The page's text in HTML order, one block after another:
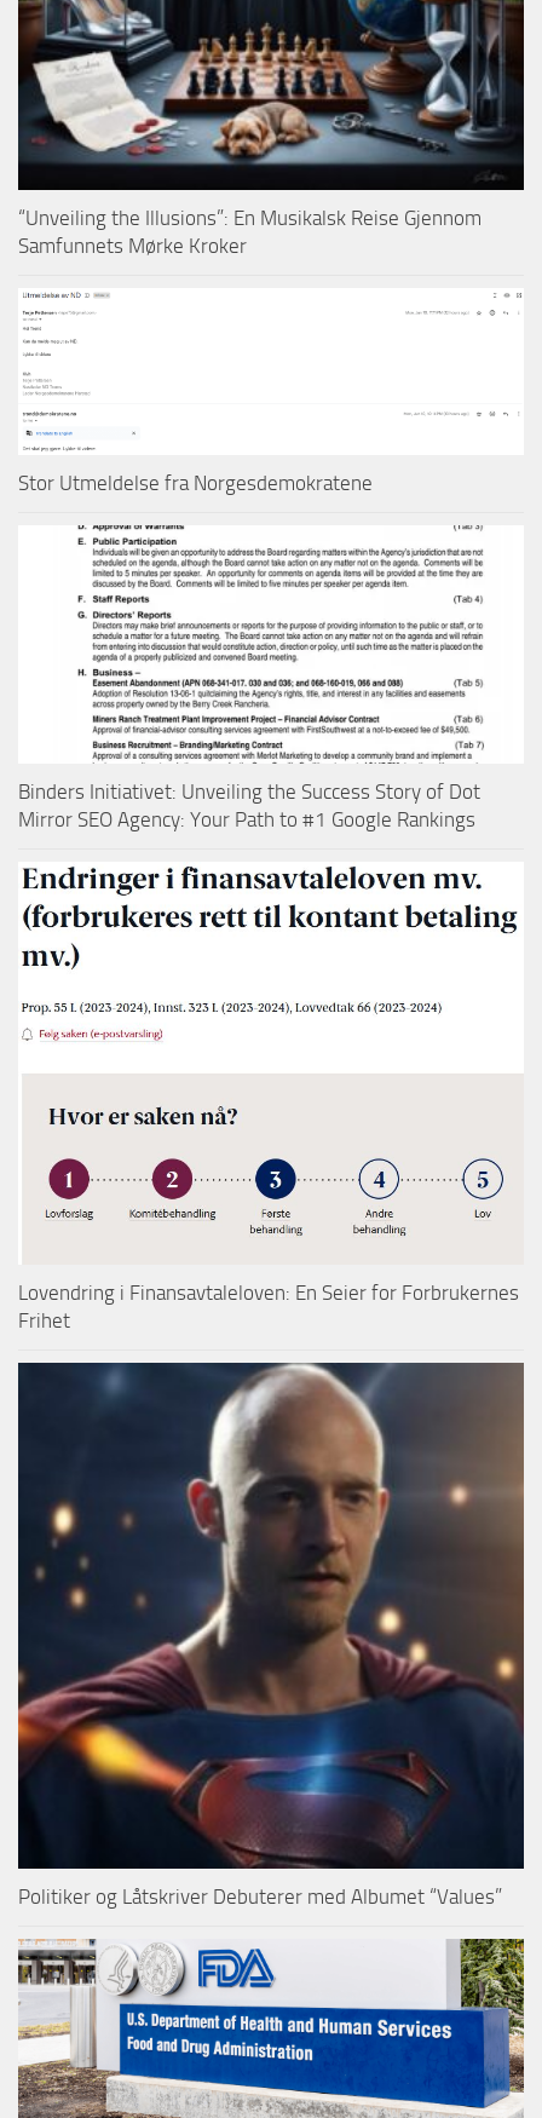
“Unveiling the Illusions”: En Musikalsk Reise Gjennom
Samfunnets Mørke Kroker
Stor Utmeldelse fra Norgesdemokratene
Binders Initiativet: Unveiling the Success Story of Dot
Mirror SEO Agency: Your Path to #1 Google Rankings
Lovendring i Finansavtaleloven: En Seier for Forbrukernes
Frihet
Politiker og Låtskriver Debuterer med Albumet “Values”